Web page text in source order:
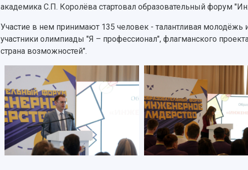
академика С.П. Королёва стартовал образовательный форум
Участие в нем принимают 135 человек - талантливая молодёжь
участники олимпиады "Я – профессионал", флагманского
страна возможностей".